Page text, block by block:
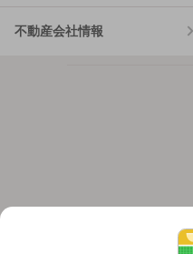
不動産会社情報